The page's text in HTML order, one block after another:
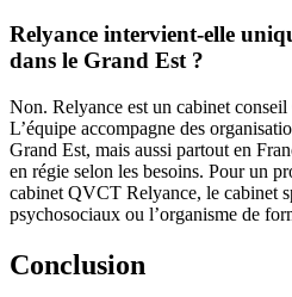
Relyance intervient-elle
dans le Grand Est ?
Non. Relyance est un cabinet
L’équipe accompagne des
Grand Est, mais aussi partout en
en régie selon les besoins. Pour un
cabinet QVCT Relyance, le cabinet
psychosociaux ou l’organisme de
Conclusion